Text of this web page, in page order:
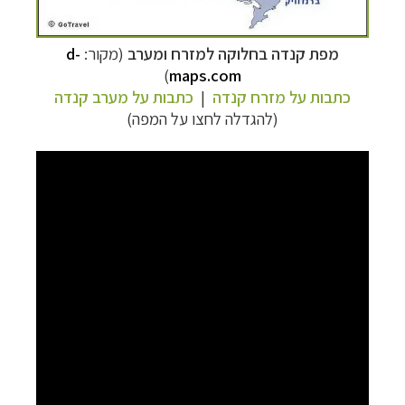
מפת קנדה בחלוקה למזרח ומערב (מקור: d-
maps.com
)
כתבות על מזרח קנדה | כתבות על מערב קנדה
(להגדלה לחצו על המפה)